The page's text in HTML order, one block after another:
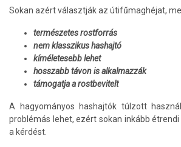
Sokan azért választják az útifűmaghéjat,
természetes rostforrás
nem klasszikus hashajtó
kíméletesebb lehet
hosszabb távon is alkalmazzák
támogatja a rostbevitelt
A hagyományos hashajtók túlzott
problémás lehet, ezért sokan inkább
a kérdést.